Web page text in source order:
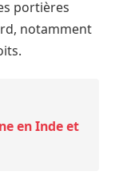
portières
notamment
en Inde et